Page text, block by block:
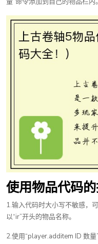
使用物品代码
1.输入代码时大小写不敏感，
以“ir”开头的物品名称。
2.使用“player.additem ID 数